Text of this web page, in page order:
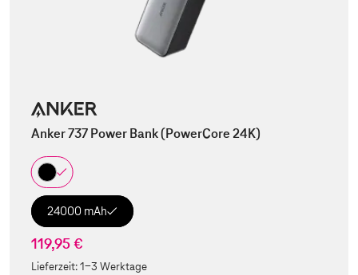
Anker 737 Power Bank (PowerCore 24K)
24000 mAh
119,95 €
Lieferzeit:1-3 Werktage